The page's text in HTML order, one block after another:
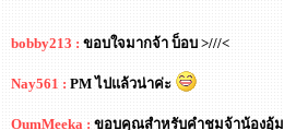
bobby213 : ขอบใจมากจ้า บ็อบ >///<
Nay561 : PM ไปแล้วน่าค่ะ
OumMeeka : ขอบคุณสำหรับคำชมจ้าน้องอุ้ม